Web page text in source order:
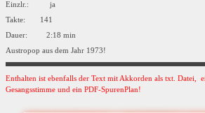
Einzlr.: ja
Takte: 141
Dauer: 2:18 min
Austropop aus dem Jahr 1973!
Enthalten ist ebenfalls der Text mit Akkorden als txt. Datei,
Gesangsstimme und ein PDF-SpurenPlan!